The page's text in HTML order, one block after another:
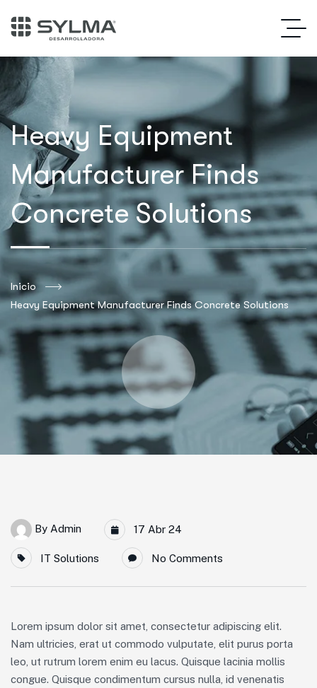
Heavy Equipment
Manufacturer Finds
Concrete Solutions
Inicio
Heavy Equipment Manufacturer Finds Concrete Solutions
By Admin 17 Abr 24
IT Solutions No Comments
Lorem ipsum dolor sit amet, consectetur adipiscing elit.
Nam ultricies, erat ut commodo vulputate, elit purus porta
leo, ut rutrum lorem enim eu lacus. Quisque lacinia mollis
congue. Quisque condimentum cursus nulla, id venenatis